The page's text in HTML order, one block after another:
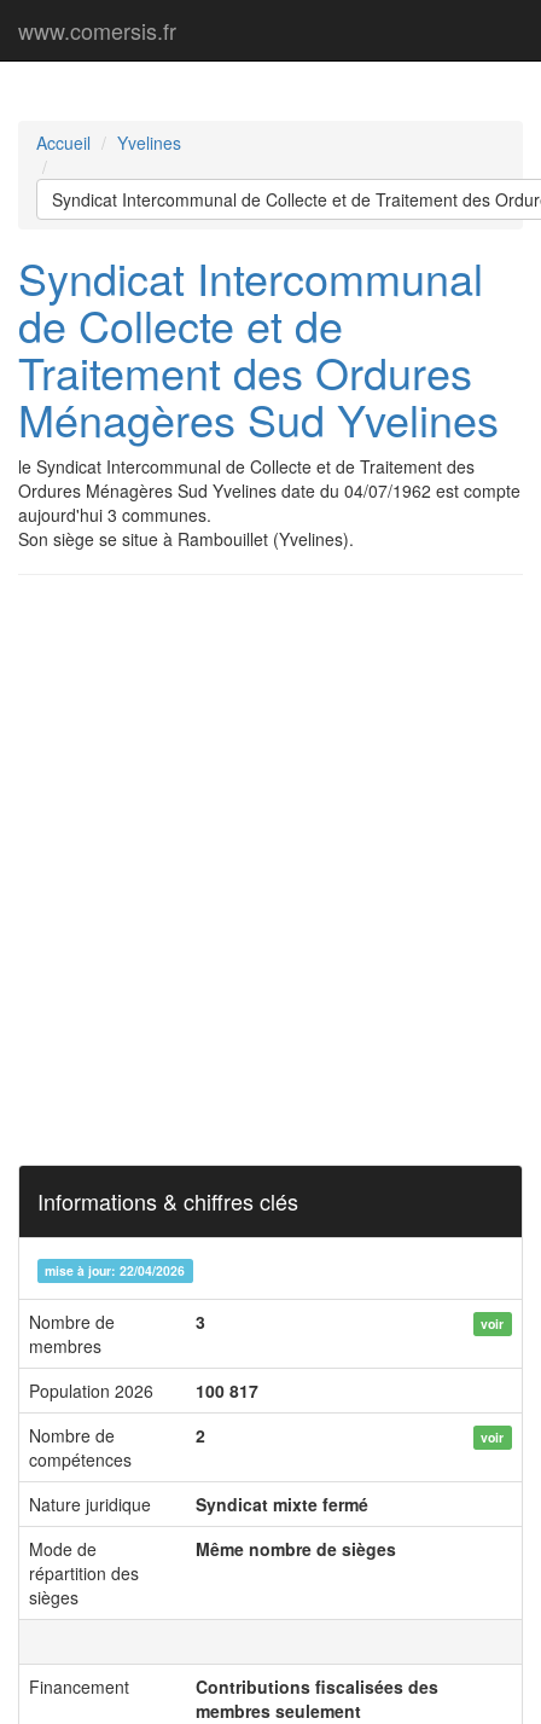
www.comersis.fr
Accueil Yvelines
Syndicat Intercommunal de Collecte et de Traitement des
Syndicat Intercommunal
de Collecte et de
Traitement des Ordures
Ménagères Sud Yvelines
le Syndicat Intercommunal de Collecte et de Traitement des
Ordures Ménagères Sud Yvelines date du 04/07/1962 est compte
aujourd'hui 3 communes.
Son siège se situe à Rambouillet (Yvelines).
Informations & chiffres clés
mise à jour: 22/04/2026
Nombre de
membres
3 voir
Population 2026
100 817
Nombre de
compétences
2 voir
Nature juridique
Syndicat mixte fermé
Mode de
répartition des
sièges
Même nombre de sièges
Financement
Contributions fiscalisées des
membres seulement